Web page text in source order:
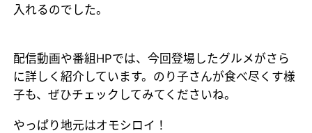
入れるのでした。
配信動画や番組HPでは、今回登場したグルメがさら
に詳しく紹介しています。のり子さんが食べ尽くす様
子も、ぜひチェックしてみてくださいね。
やっぱり地元はオモシロイ！